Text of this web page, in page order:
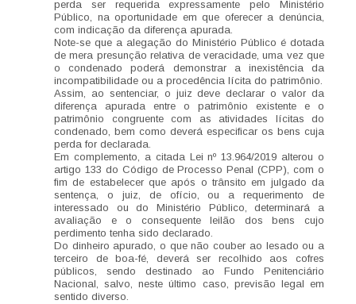
perda ser requerida expressamente pelo Ministério
Público, na oportunidade em que oferecer a denúncia,
com indicação da diferença apurada.
Note-se que a alegação do Ministério Público é dotada
de mera presunção relativa de veracidade, uma vez que
o condenado poderá demonstrar a inexistência da
incompatibilidade ou a procedência lícita do patrimônio.
Assim, ao sentenciar, o juiz deve declarar o valor da
diferença apurada entre o patrimônio existente e o
patrimônio congruente com as atividades lícitas do
condenado, bem como deverá especificar os bens cuja
perda for declarada.
Em complemento, a citada Lei nº 13.964/2019 alterou o
artigo 133 do Código de Processo Penal (CPP), com o
fim de estabelecer que após o trânsito em julgado da
sentença, o juiz, de ofício, ou a requerimento de
interessado ou do Ministério Público, determinará a
avaliação e o consequente leilão dos bens cujo
perdimento tenha sido declarado.
Do dinheiro apurado, o que não couber ao lesado ou a
terceiro de boa-fé, deverá ser recolhido aos cofres
públicos, sendo destinado ao Fundo Penitenciário
Nacional, salvo, neste último caso, previsão legal em
sentido diverso.